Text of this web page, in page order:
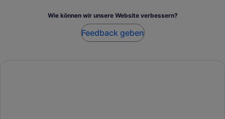
Wie können wir unsere Website verbessern?
Feedback geben